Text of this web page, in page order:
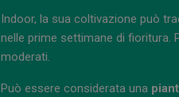
Indoor, la sua coltivazione può
nelle prime settimane di fioritura.
moderati.
Può essere considerata una